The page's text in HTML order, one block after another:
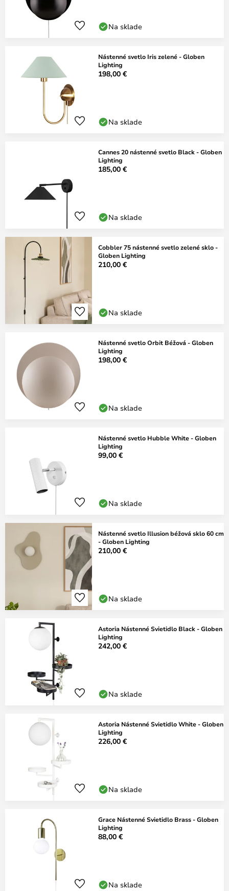
Na sklade
Nástenné svetlo Iris zelené - Globen
Lighting
198,00 €
Na sklade
Cannes 20 nástenné svetlo Black - Globen
Lighting
185,00 €
Na sklade
Cobbler 75 nástenné svetlo zelené sklo -
Globen Lighting
210,00 €
Na sklade
Nástenné svetlo Orbit Béžová - Globen
Lighting
198,00 €
Na sklade
Nástenné svetlo Hubble White - Globen
Lighting
99,00 €
Na sklade
Nástenné svetlo Illusion béžová sklo 60 cm
- Globen Lighting
210,00 €
Na sklade
Astoria Nástenné Svietidlo Black - Globen
Lighting
242,00 €
Na sklade
Astoria Nástenné Svietidlo White - Globen
Lighting
226,00 €
Na sklade
Grace Nástenné Svietidlo Brass - Globen
Lighting
88,00 €
Na sklade